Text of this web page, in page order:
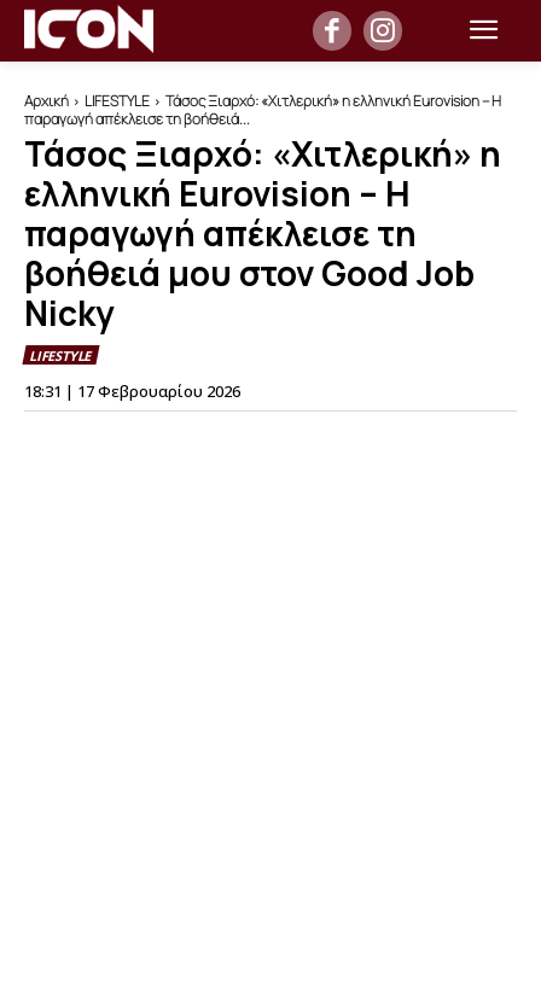
Αρχική LIFESTYLE
Τάσος Ξιαρχό: «Χιτλερική» η ελληνική Eurovision – Η
παραγωγή απέκλεισε τη βοήθειά...
Τάσος Ξιαρχό: «Χιτλερική» η
ελληνική Eurovision – Η
παραγωγή απέκλεισε τη
βοήθειά μου στον Good Job
Nicky
LIFESTYLE
18:31 | 17 Φεβρουαρίου 2026